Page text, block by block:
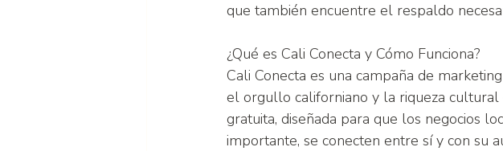
que también encuentre el respaldo
¿Qué es Cali Conecta y Cómo Funciona?
Cali Conecta es una campaña de
el orgullo californiano y la riqueza cultural
gratuita, diseñada para que los negocios
importante, se conecten entre sí y con su